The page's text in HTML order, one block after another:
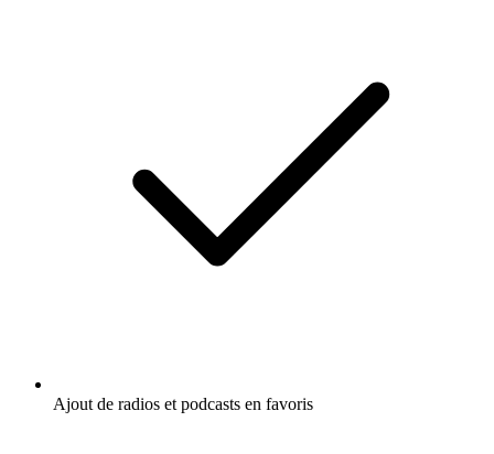
Ajout de radios et podcasts en favoris